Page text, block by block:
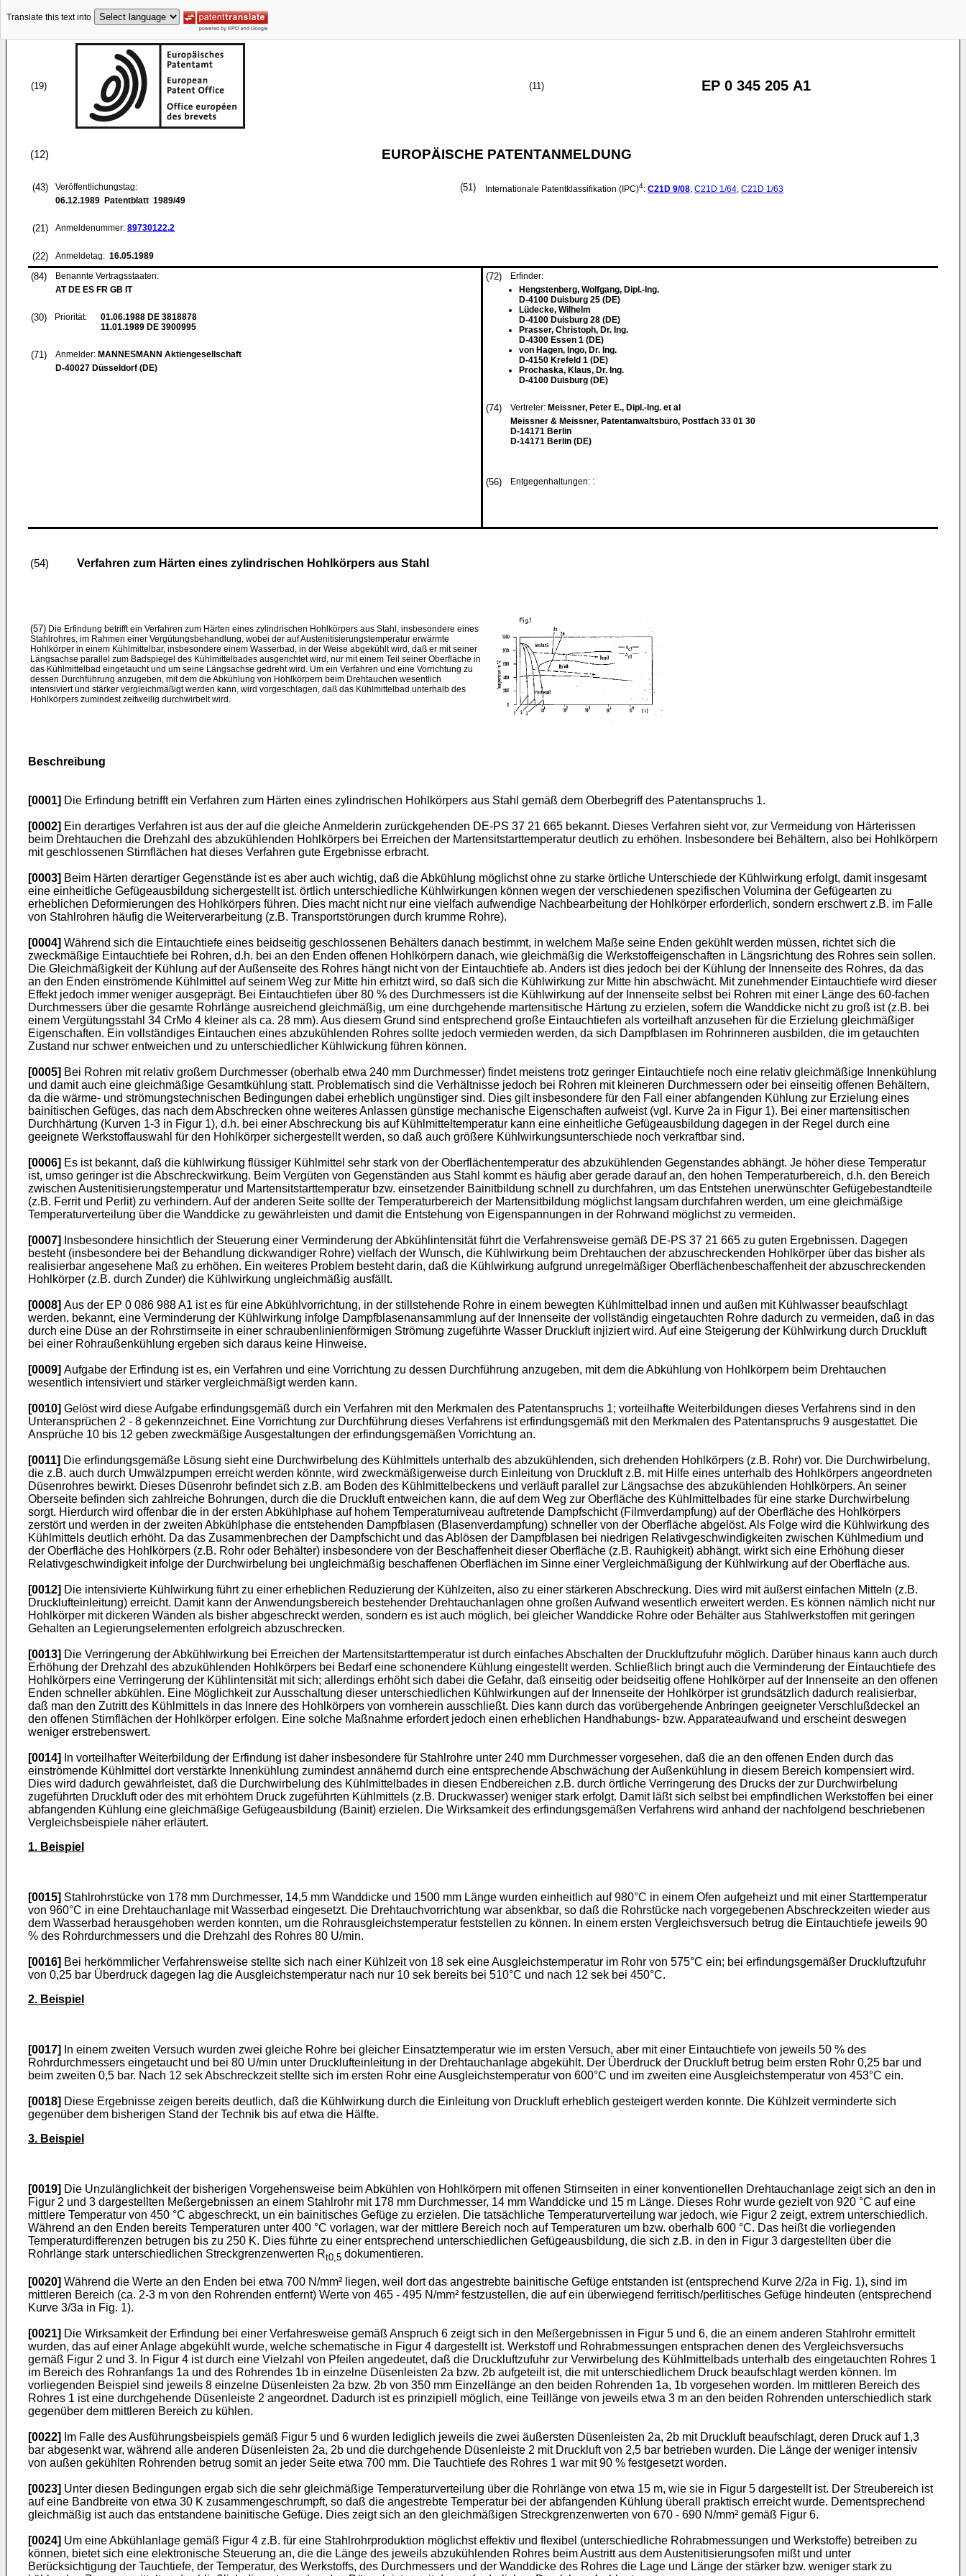
Translate this text into
(19) (11) EP 0 345 205 A1
(12) EUROPÄISCHE PATENTANMELDUNG
(43)
Veröffentlichungstag:
06.12.1989 Patentblatt 1989/49
(21) Anmeldenummer: 89730122.2
(22) Anmeldetag: 16.05.1989
(51) Internationale Patentklassifikation (IPC)4: C21D 9/08, C21D 1/64, C21D 1/63
(84)
Benannte Vertragsstaaten:
AT DE ES FR GB IT
(30) Priorität: 01.06.1988 DE 3818878
11.01.1989 DE 3900995
(71) Anmelder: MANNESMANN Aktiengesellschaft
D-40027 Düsseldorf (DE)
(72)
Erfinder:
Hengstenberg, Wolfgang, Dipl.-Ing.
D-4100 Duisburg 25 (DE)
Lüdecke, Wilhelm
D-4100 Duisburg 28 (DE)
Prasser, Christoph, Dr. Ing.
D-4300 Essen 1 (DE)
von Hagen, Ingo, Dr. Ing.
D-4150 Krefeld 1 (DE)
Prochaska, Klaus, Dr. Ing.
D-4100 Duisburg (DE)
(74) Vertreter: Meissner, Peter E., Dipl.-Ing. et al
Meissner & Meissner, Patentanwaltsbüro, Postfach 33 01 30
D-14171 Berlin
D-14171 Berlin (DE)
(56) Entgegenhaltungen: :
(54) Verfahren zum Härten eines zylindrischen Hohlkörpers aus Stahl
(57) Die Erfindung betrifft ein Verfahren zum Härten eines zylindrischen Hohlkörpers aus Stahl, insbesondere eines
Stahlrohres, im Rahmen einer Vergütungsbehandlung, wobei der auf Austenitisierungstemperatur erwärmte
Hohlkörper in einem Kühlmittelbar, insbesondere einem Wasserbad, in der Weise abgekühlt wird, daß er mit seiner
Längsachse parallel zum Badspiegel des Kühlmittelbades ausgerichtet wird, nur mit einem Teil seiner Oberfläche in
das Kühl­mittelbad eingetaucht und um seine Längsachse gedreht wird. Um ein Verfahren und eine Vorrichtung zu
dessen Durch­führung anzugeben, mit dem die Abkühlung von Hohlkörpern beim Drehtauchen wesentlich
intensiviert und stärker vergleichmäßigt werden kann, wird vorgeschlagen, daß das Kühlmittelbad unterhalb des
Hohlkörpers zumindest zeit­weilig durchwirbelt wird.
Beschreibung
[0001] Die Erfindung betrifft ein Verfahren zum Härten eines zylindrischen Hohlkörpers aus Stahl gemäß dem Oberbegriff des Patentanspruchs 1.
[0002] Ein derartiges Verfahren ist aus der auf die gleiche Anmelderin zurückgehenden DE-PS 37 21 665 bekannt. Dieses Verfahren sieht vor, zur Vermeidung von Härterissen
beim Drehtauchen die Drehzahl des abzukühlenden Hohlkörpers bei Erreichen der Martensitstarttemperatur deutlich zu erhöhen. Insbesondere bei Behältern, also bei Hohlkörpern
mit geschlossenen Stirnflächen hat dieses Verfahren gute Ergebnisse erbracht.
[0003] Beim Härten derartiger Gegenstände ist es aber auch wichtig, daß die Abkühlung möglichst ohne zu starke örtliche Unterschiede der Kühlwirkung erfolgt, damit insgesamt
eine einheitliche Gefügeausbildung sichergestellt ist. örtlich unterschiedliche Kühlwirkungen können wegen der verschiedenen spezifischen Volumina der Gefügearten zu
erheblichen Deformierungen des Hohlkörpers führen. Dies macht nicht nur eine vielfach aufwendige Nachbearbeitung der Hohlkörper erforderlich, sondern erschwert z.B. im Falle
von Stahlrohren häufig die Weiterverarbeitung (z.B. Transportstörungen durch krumme Rohre).
[0004] Während sich die Eintauchtiefe eines beidseitig geschlossenen Behälters danach bestimmt, in welchem Maße seine Enden gekühlt werden müssen, richtet sich die
zweckmäßige Eintauchtiefe bei Rohren, d.h. bei an den Enden offenen Hohlkörpern danach, wie gleichmäßig die Werkstoffeigenschaften in Längsrichtung des Rohres sein sollen.
Die Gleichmäßigkeit der Kühlung auf der Außenseite des Rohres hängt nicht von der Eintauchtiefe ab. Anders ist dies jedoch bei der Kühlung der Innenseite des Rohres, da das
an den Enden einströmende Kühlmittel auf seinem Weg zur Mitte hin erhitzt wird, so daß sich die Kühlwirkung zur Mitte hin abschwächt. Mit zunehmender Eintauchtiefe wird dieser
Effekt jedoch immer weniger ausgeprägt. Bei Eintauchtiefen über 80 % des Durchmessers ist die Kühlwirkung auf der Innenseite selbst bei Rohren mit einer Länge des 60-fachen
Durchmessers über die gesamte Rohrlänge ausreichend gleichmäßig, um eine durchgehende martensitische Härtung zu erzielen, sofern die Wanddicke nicht zu groß ist (z.B. bei
einem Vergütungsstahl 34 CrMo 4 kleiner als ca. 28 mm). Aus diesem Grund sind entsprechend große Eintauchtiefen als vorteilhaft anzusehen für die Erzielung gleichmäßiger
Eigenschaften. Ein vollständiges Eintauchen eines abzukühlenden Rohres sollte jedoch vermieden werden, da sich Dampfblasen im Rohrinneren ausbilden, die im getauchten
Zustand nur schwer entweichen und zu unterschiedlicher Kühlwickung führen können.
[0005] Bei Rohren mit relativ großem Durchmesser (oberhalb etwa 240 mm Durchmesser) findet meistens trotz geringer Eintauchtiefe noch eine relativ gleichmäßige Innenkühlung
und damit auch eine gleichmäßige Gesamtkühlung statt. Problematisch sind die Verhältnisse jedoch bei Rohren mit kleineren Durchmessern oder bei einseitig offenen Behältern,
da die wärme- und strömungstechnischen Bedingungen dabei erheblich ungünstiger sind. Dies gilt insbesondere für den Fall einer abfangenden Kühlung zur Erzielung eines
bainitischen Gefüges, das nach dem Abschrecken ohne weiteres Anlassen günstige mechanische Eigenschaften aufweist (vgl. Kurve 2a in Figur 1). Bei einer martensitischen
Durchhärtung (Kurven 1-3 in Figur 1), d.h. bei einer Abschreckung bis auf Kühlmitteltemperatur kann eine einheitliche Gefügeausbildung dagegen in der Regel durch eine
geeignete Werkstoffauswahl für den Hohlkörper sichergestellt werden, so daß auch größere Kühlwirkungsunterschiede noch verkraftbar sind.
[0006] Es ist bekannt, daß die kühlwirkung flüssiger Kühlmittel sehr stark von der Oberflächentemperatur des abzukühlenden Gegenstandes abhängt. Je höher diese Temperatur
ist, umso geringer ist die Abschreckwirkung. Beim Vergüten von Gegenständen aus Stahl kommt es häufig aber gerade darauf an, den hohen Temperaturbereich, d.h. den Bereich
zwischen Austenitisierungstemperatur und Martensitstarttemperatur bzw. einsetzender Bainitbildung schnell zu durchfahren, um das Entstehen unerwünschter Gefügebestandteile
(z.B. Ferrit und Perlit) zu verhindern. Auf der anderen Seite sollte der Temperaturbereich der Martensitbildung möglichst langsam durchfahren werden, um eine gleichmäßige
Temperaturverteilung über die Wanddicke zu gewährleisten und damit die Entstehung von Eigenspannungen in der Rohrwand möglichst zu vermeiden.
[0007]
Insbesondere hinsichtlich der Steuerung einer Verminderung der Abkühlintensität führt die Verfahrensweise gemäß DE-PS 37 21 665 zu guten Ergebnissen. Dagegen
besteht (insbesondere bei der Behandlung dickwandiger Rohre) vielfach der Wunsch, die Kühlwirkung beim Drehtauchen der abzuschreckenden Hohlkörper über das bisher als
realisierbar angesehene Maß zu erhöhen. Ein weiteres Problem besteht darin, daß die Kühlwirkung aufgrund unregelmäßiger Oberflächenbeschaffenheit der abzuschreckenden
Hohlkörper (z.B. durch Zunder) die Kühlwirkung ungleichmäßig ausfällt.
[0008] Aus der EP 0 086 988 A1 ist es für eine Abkühlvorrichtung, in der stillstehende Rohre in einem bewegten Kühlmittelbad innen und außen mit Kühlwasser beaufschlagt
werden, bekannt, eine Verminderung der Kühlwirkung infolge Dampfblasenansammlung auf der Innenseite der vollständig eingetauchten Rohre dadurch zu vermeiden, daß in das
durch eine Düse an der Rohrstirnseite in einer schraubenlinienförmigen Strömung zugeführte Wasser Druckluft injiziert wird. Auf eine Steigerung der Kühlwirkung durch Druckluft
bei einer Rohraußenkühlung ergeben sich daraus keine Hinweise.
[0009] Aufgabe der Erfindung ist es, ein Verfahren und eine Vorrichtung zu dessen Durchführung anzugeben, mit dem die Abkühlung von Hohlkörpern beim Drehtauchen
wesentlich intensiviert und stärker vergleichmäßigt werden kann.
[0010] Gelöst wird diese Aufgabe erfindungsgemäß durch ein Verfahren mit den Merkmalen des Patentanspruchs 1; vorteilhafte Weiterbildungen dieses Verfahrens sind in den
Unteransprüchen 2 - 8 gekennzeichnet. Eine Vorrichtung zur Durchführung dieses Verfahrens ist erfindungsgemäß mit den Merkmalen des Patentanspruchs 9 ausgestattet. Die
Ansprüche 10 bis 12 geben zweckmäßige Ausgestaltungen der erfindungsgemäßen Vorrichtung an.
[0011] Die erfindungsgemäße Lösung sieht eine Durchwirbelung des Kühlmittels unterhalb des abzukühlenden, sich drehenden Hohlkörpers (z.B. Rohr) vor. Die Durchwirbelung,
die z.B. auch durch Umwälzpumpen erreicht werden könnte, wird zweckmäßigerweise durch Einleitung von Druckluft z.B. mit Hilfe eines unterhalb des Hohlkörpers angeordneten
Düsenrohres bewirkt. Dieses Düsenrohr befindet sich z.B. am Boden des Kühlmittelbeckens und verläuft parallel zur Längsachse des abzukühlenden Hohlkörpers. An seiner
Oberseite befinden sich zahlreiche Bohrungen, durch die die Druckluft entweichen kann, die auf dem Weg zur Oberfläche des Kühlmittelbades für eine starke Durchwirbelung
sorgt. Hierdurch wird offenbar die in der ersten Abkühlphase auf hohem Temperaturniveau auftretende Dampfschicht (Filmverdampfung) auf der Oberfläche des Hohlkörpers
zerstört und werden in der zweiten Abkühlphase die entstehenden Dampfblasen (Blasenverdampfung) schneller von der Oberfläche abgelöst. Als Folge wird die Kühlwirkung des
Kühlmittels deutlich erhöht. Da das Zusammenbrechen der Dampfschicht und das Ablösen der Dampfblasen bei niedrigen Relativgeschwindigkeiten zwischen Kühlmedium und
der Oberfläche des Hohlkörpers (z.B. Rohr oder Behälter) insbesondere von der Beschaffenheit dieser Oberfläche (z.B. Rauhigkeit) abhängt, wirkt sich eine Erhöhung dieser
Relativgeschwindigkeit infolge der Durchwirbelung bei ungleichmäßig beschaffenen Oberflächen im Sinne einer Vergleichmäßigung der Kühlwirkung auf der Oberfläche aus.
[0012] Die intensivierte Kühlwirkung führt zu einer erheblichen Reduzierung der Kühlzeiten, also zu einer stärkeren Abschreckung. Dies wird mit äußerst einfachen Mitteln (z.B.
Drucklufteinleitung) erreicht. Damit kann der Anwendungsbereich bestehender Drehtauchanlagen ohne großen Aufwand wesentlich erweitert werden. Es können nämlich nicht nur
Hohlkörper mit dickeren Wänden als bisher abgeschreckt werden, sondern es ist auch möglich, bei gleicher Wanddicke Rohre oder Behälter aus Stahlwerkstoffen mit geringen
Gehalten an Legierungselementen erfolgreich abzuschrecken.
[0013] Die Verringerung der Abkühlwirkung bei Erreichen der Martensitstarttemperatur ist durch einfaches Abschalten der Druckluftzufuhr möglich. Darüber hinaus kann auch durch
Erhöhung der Drehzahl des abzukühlenden Hohlkörpers bei Bedarf eine schonendere Kühlung eingestellt werden. Schließlich bringt auch die Verminderung der Eintauchtiefe des
Hohlkörpers eine Verringerung der Kühlintensität mit sich; allerdings erhöht sich dabei die Gefahr, daß einseitig oder beidseitig offene Hohlkörper auf der Innenseite an den offenen
Enden schneller abkühlen. Eine Möglichkeit zur Ausschaltung dieser unterschiedlichen Kühlwirkungen auf der Innenseite der Hohlkörper ist grundsätzlich dadurch realisierbar,
daß man den Zutritt des Kühlmittels in das Innere des Hohlkörpers von vornherein ausschließt. Dies kann durch das vorübergehende Anbringen geeigneter Verschlußdeckel an
den offenen Stirnflächen der Hohlkörper erfolgen. Eine solche Maßnahme erfordert jedoch einen erheblichen Handhabungs- bzw. Apparateaufwand und erscheint deswegen
weniger erstrebenswert.
[0014]
In vorteilhafter Weiterbildung der Erfindung ist daher insbesondere für Stahlrohre unter 240 mm Durchmesser vorgesehen, daß die an den offenen Enden durch das
einströmende Kühlmittel dort verstärkte Innenkühlung zumindest annähernd durch eine entsprechende Abschwächung der Außenkühlung in diesem Bereich kompensiert wird.
Dies wird dadurch gewährleistet, daß die Durchwirbelung des Kühlmittelbades in diesen Endbereichen z.B. durch örtliche Verringerung des Drucks der zur Durchwirbelung
zugeführten Druckluft oder des mit erhöhtem Druck zugeführten Kühlmittels (z.B. Druckwasser) weniger stark erfolgt. Damit läßt sich selbst bei empfindlichen Werkstoffen bei einer
abfangenden Kühlung eine gleichmäßige Gefügeausbildung (Bainit) erzielen. Die Wirksamkeit des erfindungsgemäßen Verfahrens wird anhand der nachfolgend beschriebenen
Vergleichsbeispiele näher erläutert.
1. Beispiel
[0015] Stahlrohrstücke von 178 mm Durchmesser, 14,5 mm Wanddicke und 1500 mm Länge wurden einheitlich auf 980°C in einem Ofen aufgeheizt und mit einer Starttemperatur
von 960°C in eine Drehtauchanlage mit Wasserbad eingesetzt. Die Drehtauchvorrichtung war absenkbar, so daß die Rohrstücke nach vorgegebenen Abschreckzeiten wieder aus
dem Wasserbad herausgehoben werden konnten, um die Rohrausgleichstemperatur feststellen zu können. In einem ersten Vergleichsversuch betrug die Eintauchtiefe jeweils 90
% des Rohrdurchmessers und die Drehzahl des Rohres 80 U/min.
[0016] Bei herkömmlicher Verfahrensweise stellte sich nach einer Kühlzeit von 18 sek eine Ausgleichstemperatur im Rohr von 575°C ein; bei erfindungsgemäßer Druckluftzufuhr
von 0,25 bar Überdruck dagegen lag die Ausgleichstemperatur nach nur 10 sek bereits bei 510°C und nach 12 sek bei 450°C.
2. Beispiel
[0017]
In einem zweiten Versuch wurden zwei gleiche Rohre bei gleicher Einsatztemperatur wie im ersten Versuch, aber mit einer Eintauchtiefe von jeweils 50 % des
Rohrdurchmessers eingetaucht und bei 80 U/min unter Drucklufteinleitung in der Drehtauchanlage abgekühlt. Der Überdruck der Druckluft betrug beim ersten Rohr 0,25 bar und
beim zweiten 0,5 bar. Nach 12 sek Abschreckzeit stellte sich im ersten Rohr eine Ausgleichstemperatur von 600°C und im zweiten eine Ausgleichstemperatur von 453°C ein.
[0018] Diese Ergebnisse zeigen bereits deutlich, daß die Kühlwirkung durch die Einleitung von Druckluft erheblich gesteigert werden konnte. Die Kühlzeit verminderte sich
gegenüber dem bisherigen Stand der Technik bis auf etwa die Hälfte.
3. Beispiel
[0019] Die Unzulänglichkeit der bisherigen Vorgehensweise beim Abkühlen von Hohlkörpern mit offenen Stirnseiten in einer konventionellen Drehtauchanlage zeigt sich an den in
Figur 2 und 3 dargestellten Meßergebnissen an einem Stahlrohr mit 178 mm Durchmesser, 14 mm Wanddicke und 15 m Länge. Dieses Rohr wurde gezielt von 920 °C auf eine
mittlere Temperatur von 450 °C abgeschreckt, un ein bainitisches Gefüge zu erzielen. Die tatsächliche Temperaturverteilung war jedoch, wie Figur 2 zeigt, extrem unterschiedlich.
Während an den Enden bereits Temperaturen unter 400 °C vorlagen, war der mittlere Bereich noch auf Temperaturen um bzw. oberhalb 600 °C. Das heißt die vorliegenden
Temperaturdifferenzen betrugen bis zu 250 K. Dies führte zu einer entsprechend unterschiedlichen Gefügeausbildung, die sich z.B. in den in Figur 3 dargestellten über die
Rohrlänge stark unterschiedlichen Streckgrenzenwerten Rt0,5 dokumentieren.
[0020] Während die Werte an den Enden bei etwa 700 N/mm² liegen, weil dort das angestrebte bainitische Gefüge entstanden ist (entsprechend Kurve 2/2a in Fig. 1), sind im
mittleren Bereich (ca. 2-3 m von den Rohrenden entfernt) Werte von 465 - 495 N/mm² festzustellen, die auf ein überwiegend ferritisch/perlitisches Gefüge hindeuten (entsprechend
Kurve 3/3a in Fig. 1).
[0021] Die Wirksamkeit der Erfindung bei einer Verfahresweise gemäß Anspruch 6 zeigt sich in den Meßergebnissen in Figur 5 und 6, die an einem anderen Stahlrohr ermittelt
wurden, das auf einer Anlage abgekühlt wurde, welche schematische in Figur 4 dargestellt ist. Werkstoff und Rohrabmessungen entsprachen denen des Vergleichsversuchs
gemäß Figur 2 und 3. In Figur 4 ist durch eine Vielzahl von Pfeilen angedeutet, daß die Druckluftzufuhr zur Verwirbelung des Kühlmittelbads unterhalb des eingetauchten Rohres 1
im Bereich des Rohranfangs 1a und des Rohrendes 1b in einzelne Düsenleisten 2a bzw. 2b aufgeteilt ist, die mit unterschiedlichem Druck beaufschlagt werden können. Im
vorliegenden Beispiel sind jeweils 8 einzelne Düsenleisten 2a bzw. 2b von 350 mm Einzellänge an den beiden Rohrenden 1a, 1b vorgesehen worden. Im mittleren Bereich des
Rohres 1 ist eine durchgehende Düsenleiste 2 angeordnet. Dadurch ist es prinzipiell möglich, eine Teillänge von jeweils etwa 3 m an den beiden Rohrenden unterschiedlich stark
gegenüber dem mittleren Bereich zu kühlen.
[0022]
Im Falle des Ausführungsbeispiels gemäß Figur 5 und 6 wurden lediglich jeweils die zwei äußersten Düsenleisten 2a, 2b mit Druckluft beaufschlagt, deren Druck auf 1,3
bar abgesenkt war, während alle anderen Düsenleisten 2a, 2b und die durchgehende Düsenleiste 2 mit Druckluft von 2,5 bar betrieben wurden. Die Länge der weniger intensiv
von außen gekühlten Rohrenden betrug somit an jeder Seite etwa 700 mm. Die Tauchtiefe des Rohres 1 war mit 90 % festgesetzt worden.
[0023] Unter diesen Bedingungen ergab sich die sehr gleichmäßige Temperaturverteilung über die Rohrlänge von etwa 15 m, wie sie in Figur 5 dargestellt ist. Der Streubereich ist
auf eine Bandbreite von etwa 30 K zusammengeschrumpft, so daß die angestrebte Temperatur bei der abfangenden Kühlung überall praktisch erreicht wurde. Dementsprechend
gleichmäßig ist auch das entstandene bainitische Gefüge. Dies zeigt sich an den gleichmäßigen Streckgrenzenwerten von 670 - 690 N/mm² gemäß Figur 6.
[0024] Um eine Abkühlanlage gemäß Figur 4 z.B. für eine Stahlrohrproduktion möglichst effektiv und flexibel (unterschiedliche Rohrabmessungen und Werkstoffe) betreiben zu
können, bietet sich eine elektronische Steuerung an, die die Länge des jeweils abzukühlenden Rohres beim Austritt aus dem Austenitisierungsofen mißt und unter
Berücksichtigung der Tauchtiefe, der Temperatur, des Werkstoffs, des Durchmessers und der Wanddicke des Rohres die Lage und Länge der stärker bzw. weniger stark zu